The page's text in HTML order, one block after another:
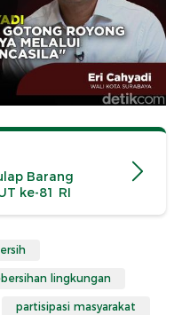
Barang
ke-81 RI
lingkungan
partisipasi masyarakat